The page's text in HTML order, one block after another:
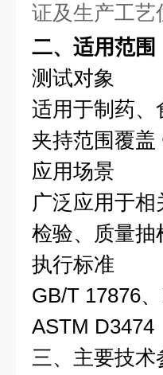
证及生产工艺
二、适用范围
测试对象
适用于制药、
夹持范围覆
应用场景
广泛应用于
检验、质量抽
执行标准
GB/T 17876
ASTM D3474
三、主要技术